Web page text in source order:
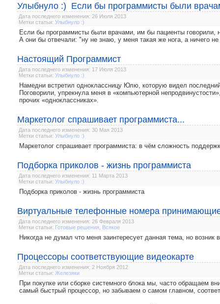
Улыбнуло :) Если бы программисты были
Дата последнего изменения: 26 Июля 2013
Метки статьи: Улыбнуло :)
Если бы программисты были врачами, им бы пациенты говорили,
А они бы отвечали: "ну не знаю, у меня такая же нога, а ничего не
Настоящий Программист
Дата последнего изменения: 17 Июля 2013
Метки статьи: Улыбнуло :)
Намедни встретил одноклассницу Юлю, которую видел
Поговорили, упрекнула меня в «компьютерной
прочих «одноклассниках».
Маркетолог спрашивает программиста...
Дата последнего изменения: 30 Мая 2013
Метки статьи: Улыбнуло :)
Маркетолог спрашивает программиста: в чём сложность
Подборка приколов - жизнь программиста
Дата последнего изменения: 11 Марта 2013
Метки статьи: Улыбнуло :)
Подборка приколов - жизнь программиста
Виртуальные телефонные номера
Дата последнего изменения: 26 Февраля 2013
Метки статьи: Готовые решения Всякое
Никогда не думал что меня заинтересует данная тема, но
Процессоры соответствующие видеокарте
Дата последнего изменения: 2 Ноября 2012
Метки статьи: Железяки
При покупке или сборке системного блока мы, часто обращаем
самый быстрый процессор, но забываем о самом главном,